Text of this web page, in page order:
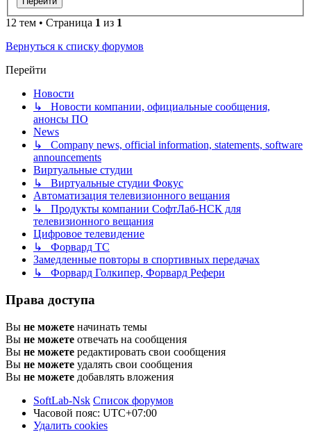
12 тем • Страница 1 из 1
Вернуться к списку форумов
Перейти
Новости
↳ Новости компании, официальные сообщения,
анонсы ПО
News
↳ Company news, official information, statements, software
announcements
Виртуальные студии
↳ Виртуальные студии Фокус
Автоматизация телевизионного вещания
↳ Продукты компании СофтЛаб-НСК для
телевизионного вещания
Цифровое телевидение
↳ Форвард ТС
Замедленные повторы в спортивных передачах
↳ Форвард Голкипер, Форвард Рефери
Права доступа
Вы не можете начинать темы
Вы не можете отвечать на сообщения
Вы не можете редактировать свои сообщения
Вы не можете удалять свои сообщения
Вы не можете добавлять вложения
SoftLab-Nsk Список форумов
Часовой пояс: UTC+07:00
Удалить cookies